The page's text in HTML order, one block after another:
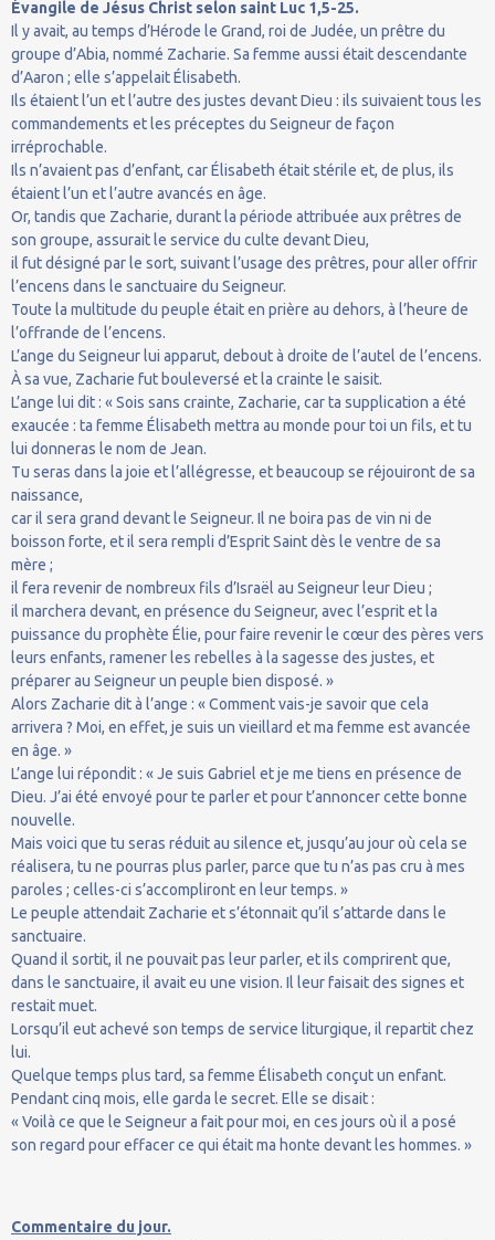
Évangile de Jésus Christ selon saint Luc 1,5-25.
Il y avait, au temps d’Hérode le Grand, roi de Judée, un prêtre du
groupe d’Abia, nommé Zacharie. Sa femme aussi était descendante
d’Aaron ; elle s’appelait Élisabeth.
Ils étaient l’un et l’autre des justes devant Dieu : ils suivaient tous les
commandements et les préceptes du Seigneur de façon
irréprochable.
Ils n’avaient pas d’enfant, car Élisabeth était stérile et, de plus, ils
étaient l’un et l’autre avancés en âge.
Or, tandis que Zacharie, durant la période attribuée aux prêtres de
son groupe, assurait le service du culte devant Dieu,
il fut désigné par le sort, suivant l’usage des prêtres, pour aller offrir
l’encens dans le sanctuaire du Seigneur.
Toute la multitude du peuple était en prière au dehors, à l’heure de
l’offrande de l’encens.
L’ange du Seigneur lui apparut, debout à droite de l’autel de l’encens.
À sa vue, Zacharie fut bouleversé et la crainte le saisit.
L’ange lui dit : « Sois sans crainte, Zacharie, car ta supplication a été
exaucée : ta femme Élisabeth mettra au monde pour toi un fils, et tu
lui donneras le nom de Jean.
Tu seras dans la joie et l’allégresse, et beaucoup se réjouiront de sa
naissance,
car il sera grand devant le Seigneur. Il ne boira pas de vin ni de
boisson forte, et il sera rempli d’Esprit Saint dès le ventre de sa
mère ;
il fera revenir de nombreux fils d’Israël au Seigneur leur Dieu ;
il marchera devant, en présence du Seigneur, avec l’esprit et la
puissance du prophète Élie, pour faire revenir le cœur des pères vers
leurs enfants, ramener les rebelles à la sagesse des justes, et
préparer au Seigneur un peuple bien disposé. »
Alors Zacharie dit à l’ange : « Comment vais-je savoir que cela
arrivera ? Moi, en effet, je suis un vieillard et ma femme est avancée
en âge. »
L’ange lui répondit : « Je suis Gabriel et je me tiens en présence de
Dieu. J’ai été envoyé pour te parler et pour t’annoncer cette bonne
nouvelle.
Mais voici que tu seras réduit au silence et, jusqu’au jour où cela se
réalisera, tu ne pourras plus parler, parce que tu n’as pas cru à mes
paroles ; celles-ci s’accompliront en leur temps. »
Le peuple attendait Zacharie et s’étonnait qu’il s’attarde dans le
sanctuaire.
Quand il sortit, il ne pouvait pas leur parler, et ils comprirent que,
dans le sanctuaire, il avait eu une vision. Il leur faisait des signes et
restait muet.
Lorsqu’il eut achevé son temps de service liturgique, il repartit chez
lui.
Quelque temps plus tard, sa femme Élisabeth conçut un enfant.
Pendant cinq mois, elle garda le secret. Elle se disait :
« Voilà ce que le Seigneur a fait pour moi, en ces jours où il a posé
son regard pour effacer ce qui était ma honte devant les hommes. »
Commentaire du jour.